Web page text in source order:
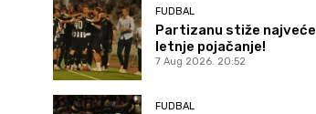
FUDBAL
Partizanu stiže najveće
letnje pojačanje!
7 Aug 2026. 20:52
FUDBAL